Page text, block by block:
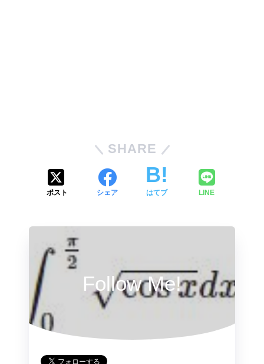
SHARE
ポスト シェア はてブ LINE
Follow Me!